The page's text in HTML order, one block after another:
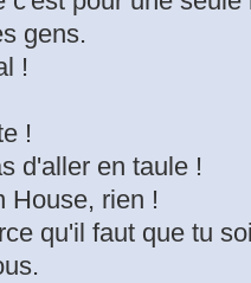
gens.
!
!
d'aller en taule !
House, rien !
qu'il faut que tu